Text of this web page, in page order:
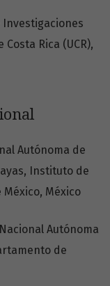
Investigaciones
Rica (UCR),
Autónoma de
Instituto de
México
Autónoma
de